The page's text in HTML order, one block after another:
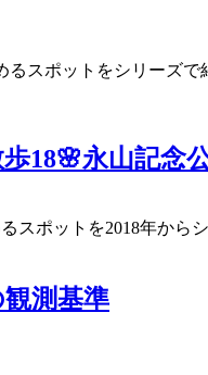
るスポットをシリーズ
18🌸永山記念
スポットを2018年から
測基準